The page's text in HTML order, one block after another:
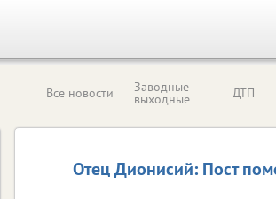
Все новости Заводные
выходные ДТП
Отец Дионисий: Пост